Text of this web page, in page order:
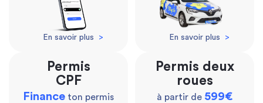
En savoir plus > En savoir plus >
Permis
CPF
Finance ton permis
Permis deux
roues
à partir de 599€